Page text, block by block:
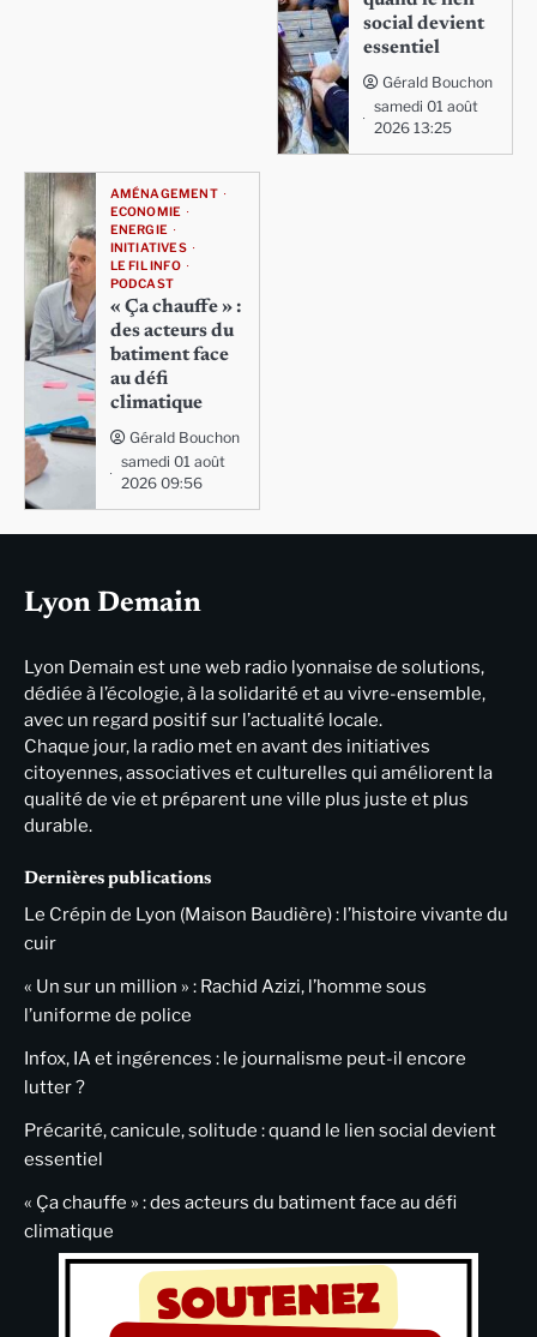
social devient
essentiel
Gérald Bouchon
samedi 01 août
2026 13:25
AMÉNAGEMENT
ECONOMIE
ENERGIE
INITIATIVES
LE FIL INFO
PODCAST
« Ça chauffe » :
des acteurs du
batiment face
au défi
climatique
Gérald Bouchon
samedi 01 août
2026 09:56
Lyon Demain
Lyon Demain est une web radio lyonnaise de solutions,
dédiée à l’écologie, à la solidarité et au vivre-ensemble,
avec un regard positif sur l’actualité locale.
Chaque jour, la radio met en avant des initiatives
citoyennes, associatives et culturelles qui améliorent la
qualité de vie et préparent une ville plus juste et plus
durable.
Dernières publications
Le Crépin de Lyon (Maison Baudière) : l’histoire vivante du
cuir
« Un sur un million » : Rachid Azizi, l’homme sous
l’uniforme de police
Infox, IA et ingérences : le journalisme peut-il encore
lutter ?
Précarité, canicule, solitude : quand le lien social devient
essentiel
« Ça chauffe » : des acteurs du batiment face au défi
climatique